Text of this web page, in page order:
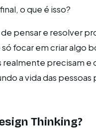
o que é isso?
pensar e resolver
focar em criar algo
realmente precisam e
a vida das pessoas
Thinking?